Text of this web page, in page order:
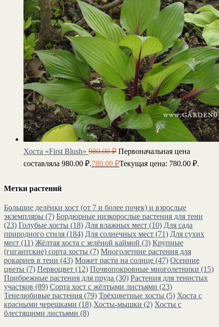
Хоста «First Blush» 980.00₽ Первоначальная цена
составляла 980.00 ₽.780.00 ₽Текущая цена: 780.00 ₽.
Метки растений
Большие делёнки хост (от 7 и более почек) и взрослые
экземпляры (7) Бордюрные низкорослые растения для тени
(23) Голубые хосты (18) Для влажных мест (10) Для сада
природного стиля (184) Для солнечных мест (71) Для сухих
мест (11) Жёлтая хоста с зелёной каймой (3) Крупные
(гигантские) сорта хосты (7) Многолетние растения для
рокариев в тени (43) Может расти на солнце (47) Осенние
цветы (7) Первоцвет (12) Почвопокровные многолетники (15)
Прибрежные растения для пруда (30) Растения для тенистых
участков (89) Сорта хост с жёлтыми листьями (23)
Тенелюбивые растения (79) Трёхцветные хосты (5) Хоста с
красными черешками (18) Хосты-мышки (2) Хосты с
блестящими листьями (8)